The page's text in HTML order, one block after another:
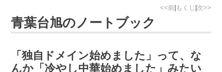
<<前 もくじ 次>>
青葉台旭のノートブック
「独自ドメイン始めました」って、な
んか「冷やし中華始めました」みたい